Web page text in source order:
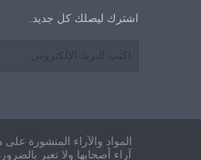
اشترك ليصلك كل جديد.
المواد والآراء المنشورة
آراء أصحابها ولا تعبر